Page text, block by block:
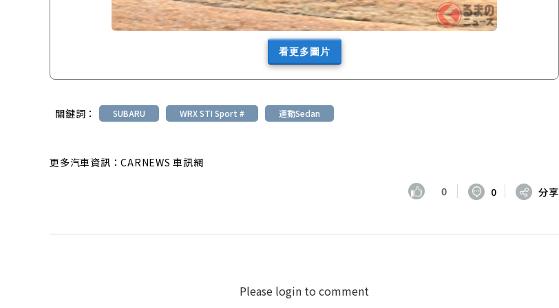
看更多圖片
關鍵詞： SUBARU WRX STI Sport # 運動Sedan
更多汽車資訊：CARNEWS 車訊網
0 0 分享
Please login to comment